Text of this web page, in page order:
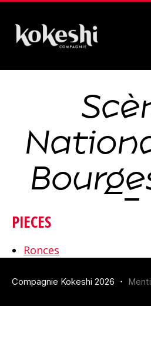
Kokeshi
PIECES
Ronces
Compagnie Kokeshi 2026 ・